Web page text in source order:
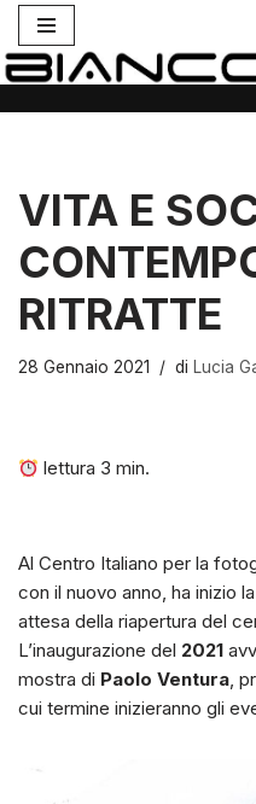
Vai
VITA E
RITRATTE
28 Gennaio 2021 di Lucia
lettura 3 min.
Al Centro Italiano per la
con il nuovo anno, ha inizio
attesa della riapertura del
L’inaugurazione del 2021
mostra di Paolo Ventura,
cui termine inizieranno gli